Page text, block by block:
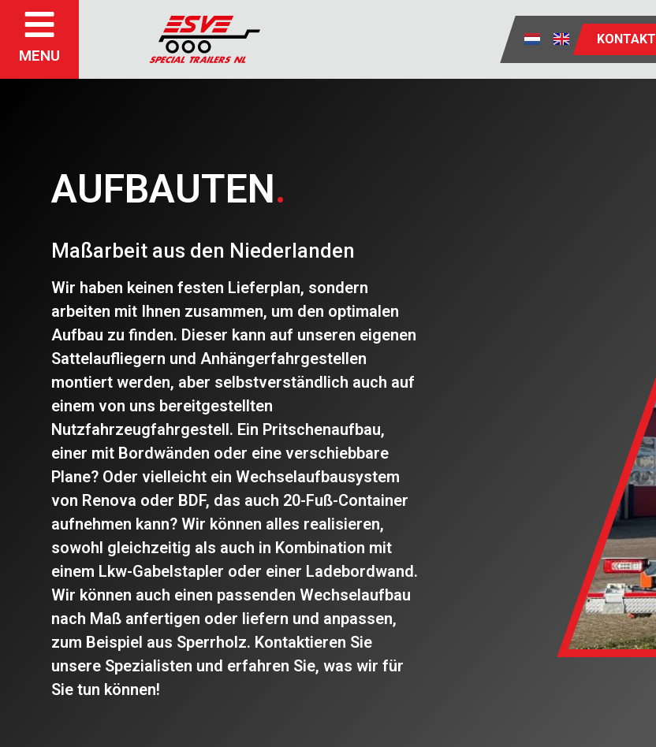
KONTAKT
MENU
AUFBAUTEN.
Maßarbeit aus den Niederlanden
Wir haben keinen festen Lieferplan, sondern
arbeiten mit Ihnen zusammen, um den optimalen
Aufbau zu finden. Dieser kann auf unseren eigenen
Sattelaufliegern und Anhängerfahrgestellen
montiert werden, aber selbstverständlich auch auf
einem von uns bereitgestellten
Nutzfahrzeugfahrgestell. Ein Pritschenaufbau,
einer mit Bordwänden oder eine verschiebbare
Plane? Oder vielleicht ein Wechselaufbausystem
von Renova oder BDF, das auch 20-Fuß-Container
aufnehmen kann? Wir können alles realisieren,
sowohl gleichzeitig als auch in Kombination mit
einem Lkw-Gabelstapler oder einer Ladebordwand.
Wir können auch einen passenden Wechselaufbau
nach Maß anfertigen oder liefern und anpassen,
zum Beispiel aus Sperrholz. Kontaktieren Sie
unsere Spezialisten und erfahren Sie, was wir für
Sie tun können!